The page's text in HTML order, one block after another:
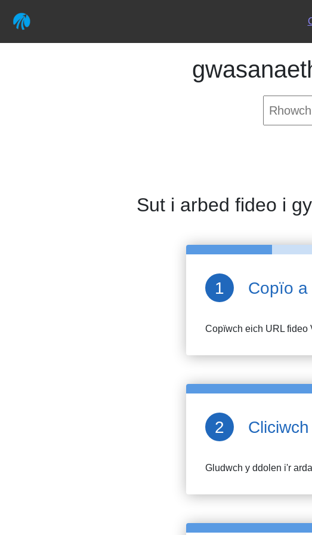
Sut i arbed fideo i
Copïo a
Copïwch eich URL fideo
Gludwch y ddolen i'r